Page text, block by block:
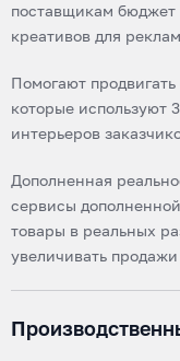
поставщикам бюджет
креативов для
Помогают
которые используют
интерьеров
Дополненная
сервисы
товары в реальных
увеличивать